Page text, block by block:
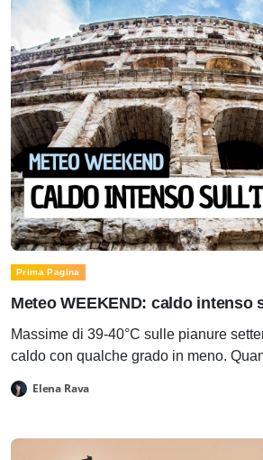
Prima Pagina
Meteo WEEKEND: caldo intenso
Massime di 39-40°C sulle pianure
caldo con qualche grado in meno.
Elena Rava